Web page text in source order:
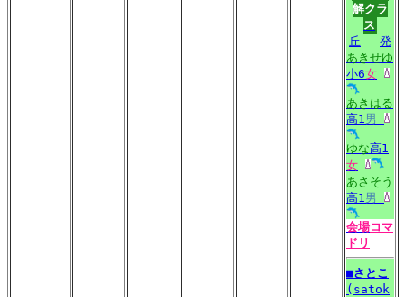
解クラ
ス
丘
発
あきせゆ
小6女
あきはる
高1 男
ゆな高1
女
あさそう
高1 男
会場コマ
ドリ
■さとこ
(satok